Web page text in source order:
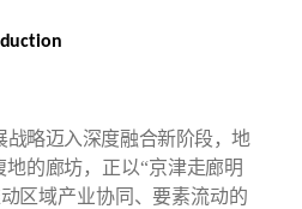
战略迈入深度融合新阶段，地
地的廊坊，正以“京津走廊明
区域产业协同、要素流动的